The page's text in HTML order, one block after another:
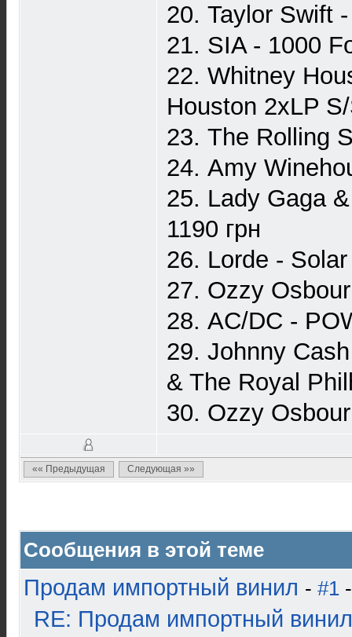
20. Taylor Swift
21. SIA - 1000
22. Whitney
Houston 2xLP
23. The Rolling
24. Amy
25. Lady Gaga
1190 грн
26. Lorde -
27. Ozzy
28. AC/DC -
29. Johnny
& The Royal
30. Ozzy
«« Предыдущая Следующая »»
Сообщения в этой теме
Продам импортный винил - #1
RE: Продам импортный винил